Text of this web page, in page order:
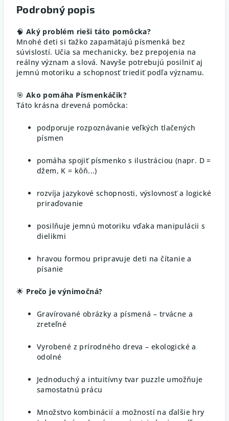
Podrobný popis
🧠 Aký problém rieši táto pomôcka?
Mnohé deti si ťažko zapamätajú písmenká bez
súvislostí. Učia sa mechanicky, bez prepojenia na
reálny význam a slová. Navyše potrebujú posilniť aj
jemnú motoriku a schopnosť triediť podľa významu.
🎯 Ako pomáha Písmenkáčik?
Táto krásna drevená pomôcka:
podporuje rozpoznávanie veľkých tlačených
písmen
pomáha spojiť písmenko s ilustráciou (napr. D =
džem, K = kôň...)
rozvíja jazykové schopnosti, výslovnosť a logické
priraďovanie
posilňuje jemnú motoriku vďaka manipulácii s
dielikmi
hravou formou pripravuje deti na čítanie a
písanie
🌟 Prečo je výnimočná?
Gravírované obrázky a písmená – trvácne a
zreteľné
Vyrobené z prírodného dreva – ekologické a
odolné
Jednoduchý a intuitívny tvar puzzle umožňuje
samostatnú prácu
Množstvo kombinácií a možností na ďalšie hry